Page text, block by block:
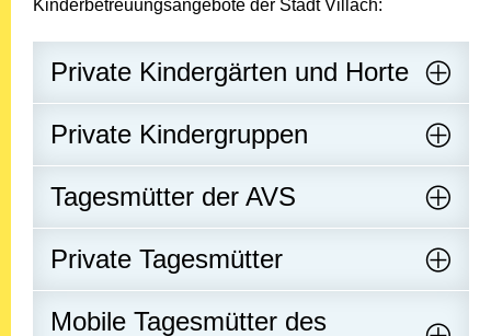
Kinderbetreuungsangebote der Stadt Villach:
Private Kindergärten und Horte
Private Kindergruppen
Tagesmütter der AVS
Private Tagesmütter
Mobile Tagesmütter des